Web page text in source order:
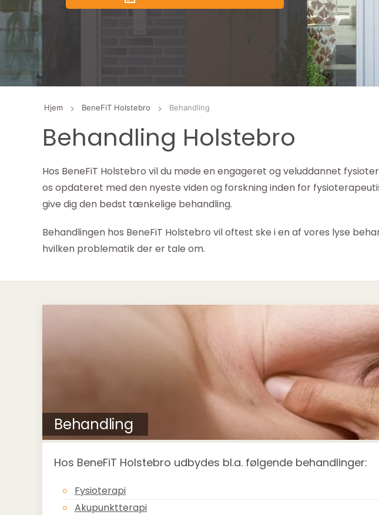
Hjem BeneFiT Holstebro Behandling
Behandling Holstebro
Hos BeneFiT Holstebro vil du møde en engageret og veluddannet
os opdateret med den nyeste viden og forskning inden for
give dig den bedst tænkelige behandling.
Behandlingen hos BeneFiT Holstebro vil oftest ske i en af vores lyse
hvilken problematik der er tale om.
Behandling
Hos BeneFiT Holstebro udbydes bl.a. følgende behandlinger:
Fysioterapi
Akupunktterapi